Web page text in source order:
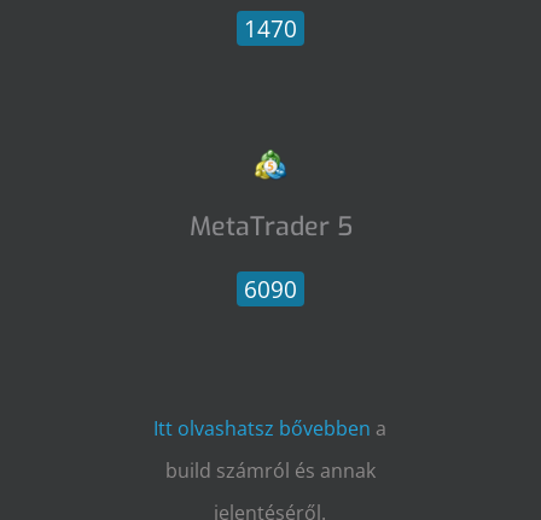
1470
MetaTrader 5
6090
Itt olvashatsz bővebben a
build számról és annak
jelentéséről.